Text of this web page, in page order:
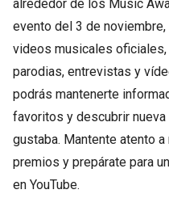
alrededor de los Music
evento del 3 de
videos musicales
parodias, entrevistas y
podrás mantenerte
favoritos y descubrir
gustaba. Mantente atento
premios y prepárate para
en YouTube.